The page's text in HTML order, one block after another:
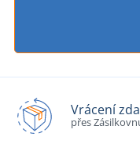
Vrácení
přes